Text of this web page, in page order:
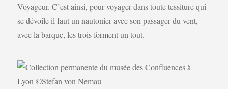
Voyageur. C’est ainsi, pour voyager dans toute tessiture qui
se dévoile il faut un nautonier avec son passager du vent,
avec la barque, les trois forment un tout.